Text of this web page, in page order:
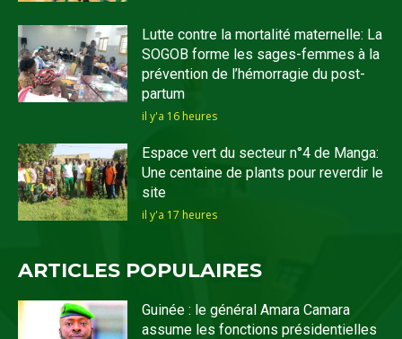
Lutte contre la mortalité maternelle: La
SOGOB forme les sages-femmes à la
prévention de l’hémorragie du post-
partum
il y'a 16 heures
Espace vert du secteur n°4 de Manga:
Une centaine de plants pour reverdir le
site
il y'a 17 heures
ARTICLES POPULAIRES
Guinée : le général Amara Camara
assume les fonctions présidentielles